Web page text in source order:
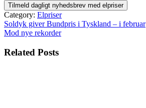
Category: Elpriser
Indlægsnavigation
Soldyk giver Bundpris i Tyskland – i februar
Mod nye rekorder
Related Posts